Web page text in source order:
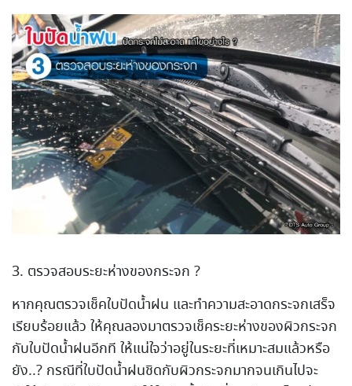
3. ตรวจสอบระยะห่างของกระจก ?
หากคุณตรวจเช็คใบปัดน้ำฝน และทำความสะอาดกระจกเสร็จ
เรียบร้อยแล้ว ให้คุณลองมาตรวจเช็คระยะห่างของผิวกระจก
กับใบปัดน้ำฝนอีกที ให้แน่ใจว่าอยู่ในระยะที่เหมาะสมแล้วหรือ
ยัง..? กรณีที่ใบปัดน้ำฝนชิดกับผิวกระจกมากจนเกินไปจะ